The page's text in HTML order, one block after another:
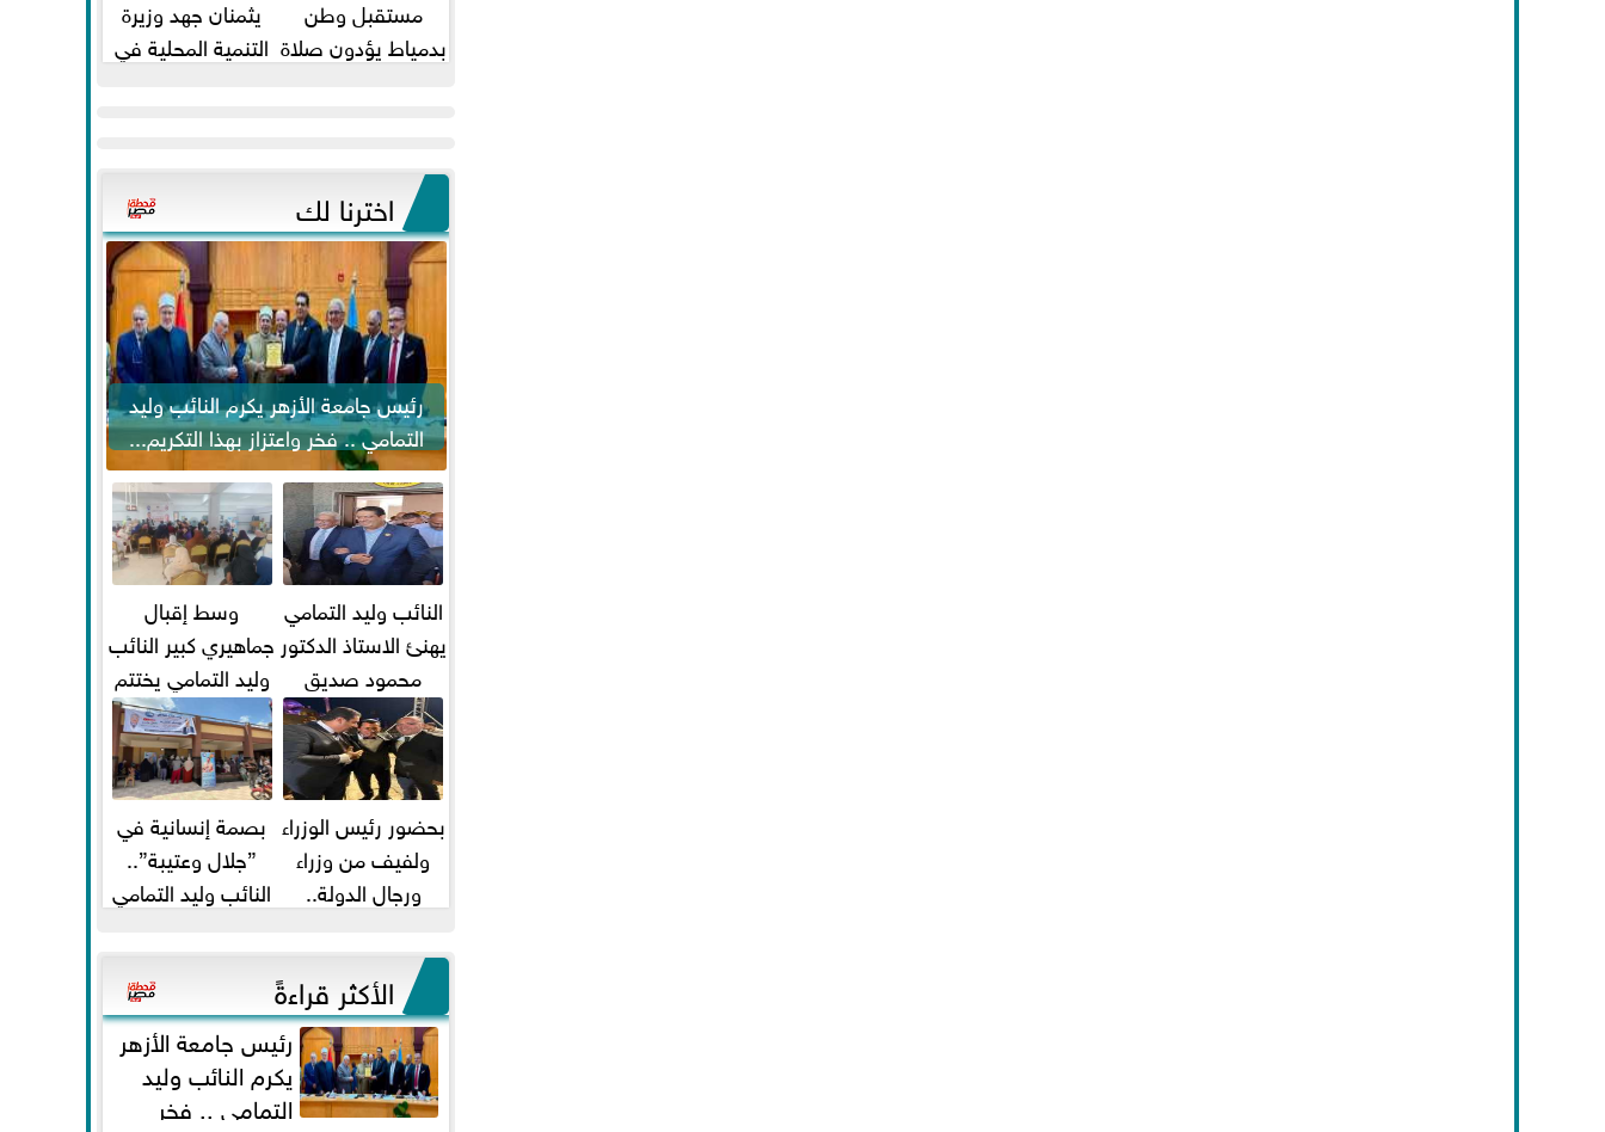
مستقبل وطن
بدمياط يؤدون صلاة
يثمنان جهد وزيرة
التنمية المحلية في
اخترنا لك
رئيس جامعة الأزهر يكرم النائب وليد
التمامي .. فخر واعتزاز بهذا التكريم...
النائب وليد التمامي
يهنئ الاستاذ الدكتور
محمود صديق
تكليفة قائم باعمال
...
وسط إقبال
جماهيري كبير النائب
وليد التمامي يختتم
أضخم قافلة طبية
مجانية...
بحضور رئيس الوزراء
ولفيف من وزراء
ورجال الدولة..
ومحمد...
بصمة إنسانية في
”جلال وعتيبة”..
النائب وليد التمامي
شيحة يداويان...
الأكثر قراءةً
رئيس جامعة الأزهر
يكرم النائب وليد
التمامي .. فخر